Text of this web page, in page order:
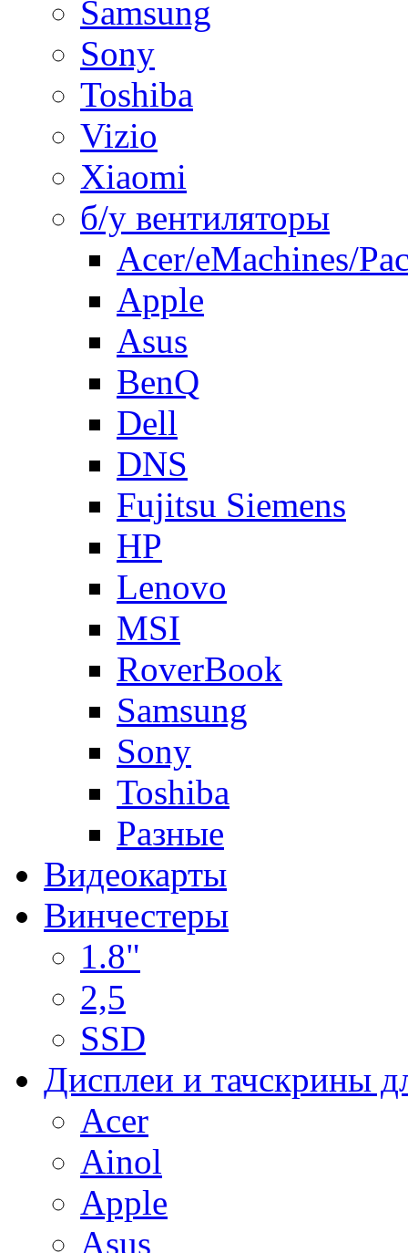
Samsung
Sony
Toshiba
Vizio
Xiaomi
б/у вентиляторы
Acer/eMachines/
Apple
Asus
BenQ
Dell
DNS
Fujitsu Siemens
HP
Lenovo
MSI
RoverBook
Samsung
Sony
Toshiba
Разные
Видеокарты
Винчестеры
1.8"
2,5
SSD
Дисплеи и тачскрины
Acer
Ainol
Apple
Asus